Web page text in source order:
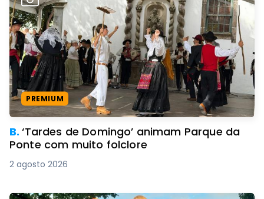
PREMIUM
B.‘Tardes de Domingo’ animam Parque da
Ponte com muito folclore
2 agosto 2026